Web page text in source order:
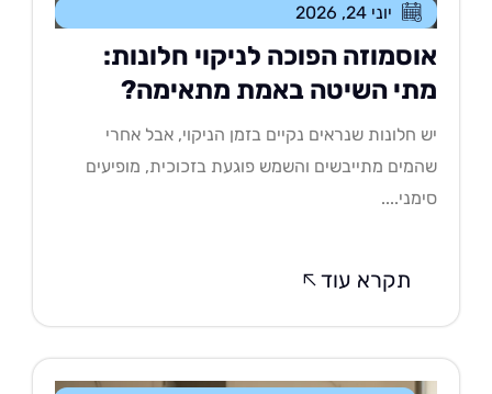
יוני 24, 2026
הפוכה לניקוי חלונות:
השיטה באמת מתאימה?
חלונות שנראים נקיים בזמן הניקוי, אבל אחרי
מתייבשים והשמש פוגעת בזכוכית, מופיעים
תקרא עוד